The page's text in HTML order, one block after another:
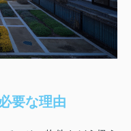
要な理由